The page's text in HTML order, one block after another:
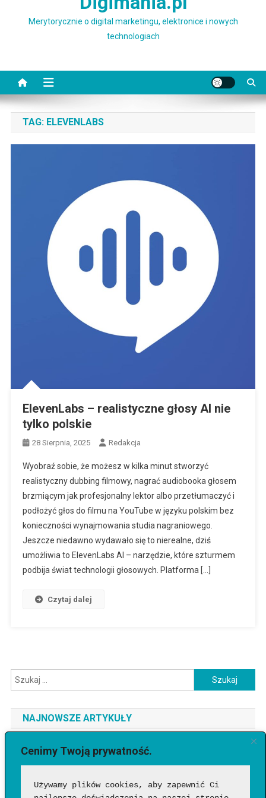
Cenimy Twoją prywatność.
Używamy plików cookies, aby zapewnić Ci
Merytorycznie o digital marketingu, elektronice i nowych
technologiach
TAG: ELEVENLABS
ElevenLabs – realistyczne głosy AI nie
tylko polskie
28 Sierpnia, 2025 Redakcja
Wyobraź sobie, że możesz w kilka minut stworzyć
realistyczny dubbing filmowy, nagrać audiobooka głosem
brzmiącym jak profesjonalny lektor albo przetłumaczyć i
podłożyć głos do filmu na YouTube w języku polskim bez
konieczności wynajmowania studia nagraniowego.
Jeszcze niedawno wydawało się to nierealne, dziś
umożliwia to ElevenLabs AI – narzędzie, które szturmem
podbija świat technologii głosowych. Platforma […]
Czytaj dalej
Szukaj:
NAJNOWSZE ARTYKUŁY
Jaki telefon do 3500 zł wybrać? Ranking najlepszych modeli
[2026]
Jak sprawdzić, czy wideo wygenerowała AI?